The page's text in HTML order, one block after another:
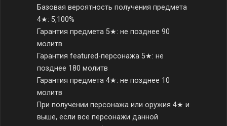
Базовая вероятность получения предмета
4★: 5,100%
Гарантия предмета 5★: не позднее 90
молитв
Гарантия featured-персонажа 5★: не
позднее 180 молитв
Гарантия предмета 4★: не позднее 10
молитв
При получении персонажа или оружия 4★ и
выше, если все персонажи данной